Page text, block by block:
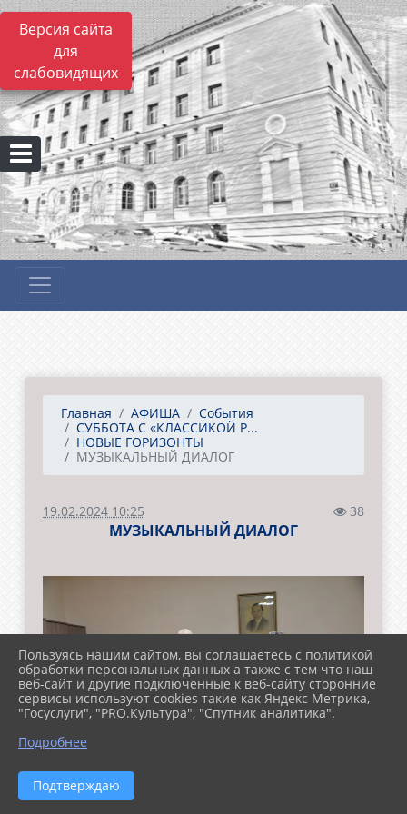
Версия сайта
для
слабовидящих
Главная АФИША
События
СУББОТА С «КЛАССИКОЙ Р...
НОВЫЕ ГОРИЗОНТЫ
МУЗЫКАЛЬНЫЙ ДИАЛОГ
19.02.2024 10:25 38
МУЗЫКАЛЬНЫЙ ДИАЛОГ
Пользуясь нашим сайтом, вы соглашаетесь с политикой
обработки персональных данных а также с тем что наш
веб-сайт и другие подключенные к веб-сайту сторонние
сервисы используют cookies такие как Яндекс Метрика,
"Госуслуги", "PRO.Культура", "Спутник аналитика".
Подробнее
Подтверждаю